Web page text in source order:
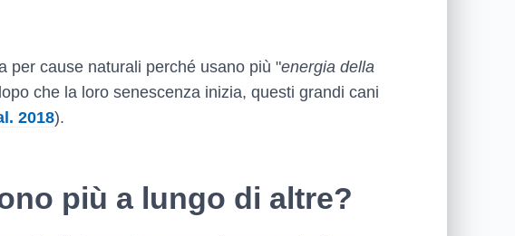
per cause naturali perché usano più "energia della
che la loro senescenza inizia, questi grandi cani
2018).
più a lungo di altre?